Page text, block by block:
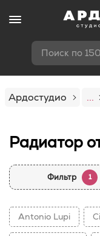
Поиск по
Ардостудио ...
Радиатор
Фильтр 1
Antonio Lupi